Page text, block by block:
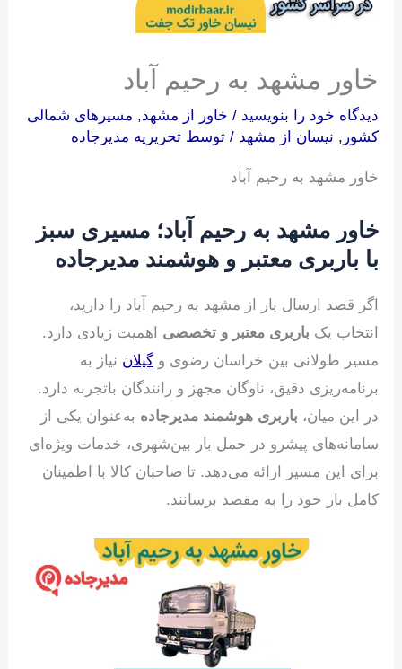
خاور مشهد به رحیم آباد
دیدگاه‌ خود را بنویسید / خاور از مشهد, مسیرهای شمالی
کشور , نیسان از مشهد / توسطتحریریه مدیرجاده
خاور مشهد به رحیم آباد
خاور مشهد به رحیم آباد؛ مسیری سبز
با باربری معتبر و هوشمند مدیرجاده
اگر قصد ارسال بار از مشهد به رحیم آباد را دارید،
انتخاب یک باربری معتبر و تخصصی اهمیت زیادی دارد.
مسیر طولانی بین خراسان رضوی وگیلان نیاز به
برنامه‌ریزی دقیق، ناوگان مجهز و رانندگان باتجربه دارد.
در این میان، باربری هوشمند مدیرجاده به‌عنوان یکی از
سامانه‌های پیشرو در حمل بار بین‌شهری، خدمات ویژه‌ای
برای این مسیر ارائه می‌دهد. تا صاحبان کالا با اطمینان
کامل بار خود را به مقصد برسانند.